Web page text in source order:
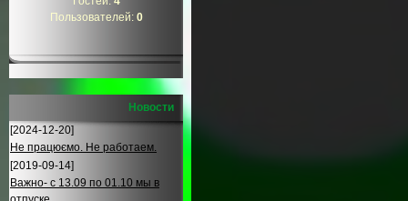
Пользователей: 0
Новости
[2024-12-20]
Не працюємо. Не работаем.
[2019-09-14]
Важно- с 13.09 по 01.10 мы в